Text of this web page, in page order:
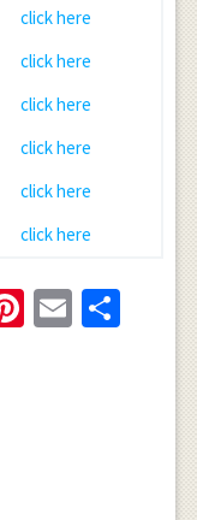
click here
click here
click here
click here
click here
click here
Pinterest
Email